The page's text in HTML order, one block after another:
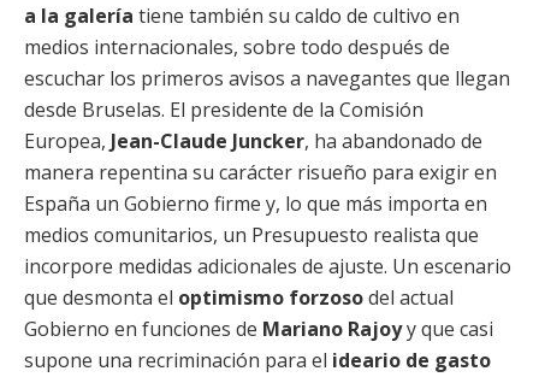
a la galería tiene también su caldo de cultivo en
medios internacionales, sobre todo después de
escuchar los primeros avisos a navegantes que llegan
desde Bruselas. El presidente de la Comisión
Europea, Jean-Claude Juncker, ha abandonado de
manera repentina su carácter risueño para exigir en
España un Gobierno firme y, lo que más importa en
medios comunitarios, un Presupuesto realista que
incorpore medidas adicionales de ajuste. Un escenario
que desmonta el optimismo forzosodel actual
Gobierno en funciones de Mariano Rajoyy que casi
supone una recriminación para el ideario de gasto